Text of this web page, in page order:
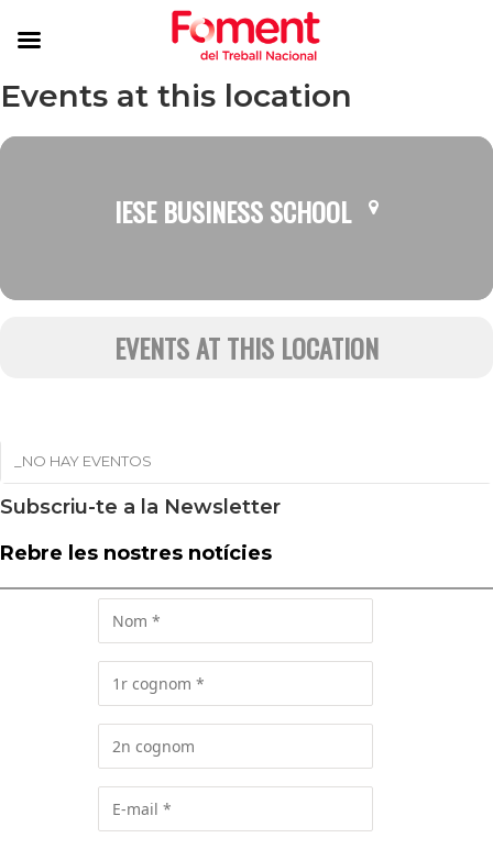
Events at this location
IESE BUSINESS SCHOOL
EVENTS AT THIS LOCATION
_NO HAY EVENTOS
Subscriu-te a la Newsletter
Rebre les nostres notícies